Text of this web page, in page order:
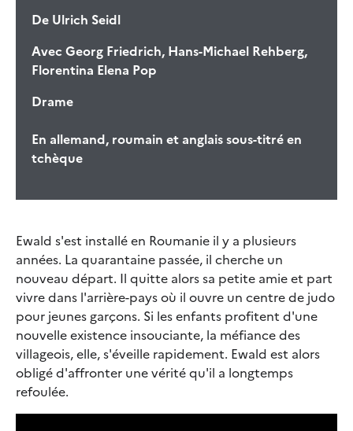
De Ulrich Seidl
AvecGeorg Friedrich, Hans-Michael Rehberg,
Florentina Elena Pop
Drame
En allemand, roumain et anglais sous-titré en
tchèque
Ewald s'est installé en Roumanie il y a plusieurs
années. La quarantaine passée, il cherche un
nouveau départ. Il quitte alors sa petite amie et part
vivre dans l'arrière-pays où il ouvre un centre de judo
pour jeunes garçons. Si les enfants profitent d'une
nouvelle existence insouciante, la méfiance des
villageois, elle, s'éveille rapidement. Ewald est alors
obligé d'affronter une vérité qu'il a longtemps
refoulée.